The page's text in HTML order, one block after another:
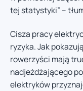
tej statystyki” –
Cisza pracy
ryzyka. Jak
rowerzyści mają
nadjeżdżającego
elektryków